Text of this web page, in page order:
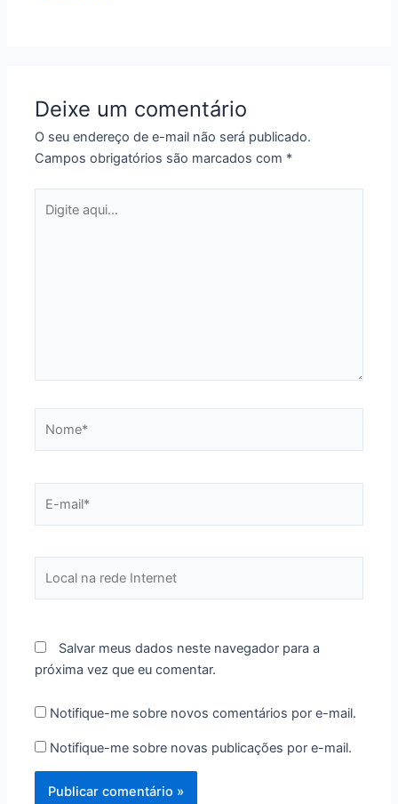
Deixe um comentário
O seu endereço de e-mail não será publicado.
Campos obrigatórios são marcados com *
aqui...
mail*
na
Salvar meus dados neste navegador para a
próxima vez que eu comentar.
Notifique-me sobre novos comentários por e-mail.
Notifique-me sobre novas publicações por e-mail.